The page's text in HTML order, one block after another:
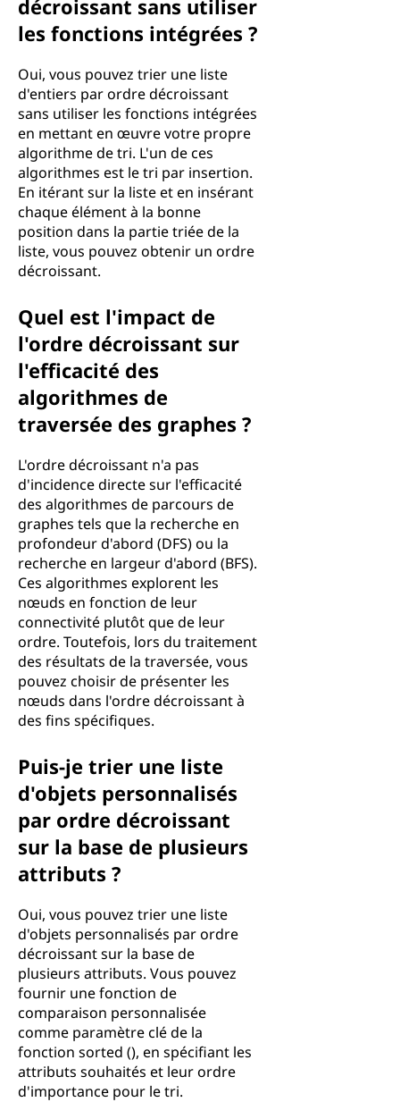
décroissant sans utiliser
les fonctions intégrées ?
Oui, vous pouvez trier une liste
d'entiers par ordre décroissant
sans utiliser les fonctions intégrées
en mettant en œuvre votre propre
algorithme de tri. L'un de ces
algorithmes est le tri par insertion.
En itérant sur la liste et en insérant
chaque élément à la bonne
position dans la partie triée de la
liste, vous pouvez obtenir un ordre
décroissant.
Quel est l'impact de
l'ordre décroissant sur
l'efficacité des
algorithmes de
traversée des graphes ?
L'ordre décroissant n'a pas
d'incidence directe sur l'efficacité
des algorithmes de parcours de
graphes tels que la recherche en
profondeur d'abord (DFS) ou la
recherche en largeur d'abord (BFS).
Ces algorithmes explorent les
nœuds en fonction de leur
connectivité plutôt que de leur
ordre. Toutefois, lors du traitement
des résultats de la traversée, vous
pouvez choisir de présenter les
nœuds dans l'ordre décroissant à
des fins spécifiques.
Puis-je trier une liste
d'objets personnalisés
par ordre décroissant
sur la base de plusieurs
attributs ?
Oui, vous pouvez trier une liste
d'objets personnalisés par ordre
décroissant sur la base de
plusieurs attributs. Vous pouvez
fournir une fonction de
comparaison personnalisée
comme paramètre clé de la
fonction sorted (), en spécifiant les
attributs souhaités et leur ordre
d'importance pour le tri.